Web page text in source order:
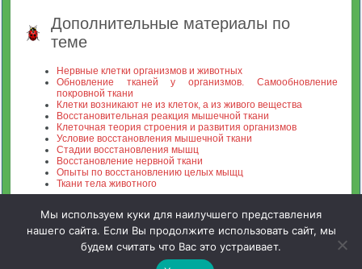
Дополнительные материалы по
теме
Нервные клетки организмов и животных
Обновление тканей у организмов. Самообновление
покровной ткани
Клетки возникают не из клеток, а из живого вещества
Восстановительная реакция мышечной ткани
Клеточная теория строения и развития организмов
Условие восстановления мышечной ткани
Стадии восстановления мышц
Восстановление нервной ткани
Опыты по восстановлению целых мыщц
Ткани тела животного
Зооинженерный факультет МСХА. Неофициальный сайт
Мы используем куки для наилучшего представления
нашего сайта. Если Вы продолжите использовать сайт, мы
будем считать что Вас это устраивает.